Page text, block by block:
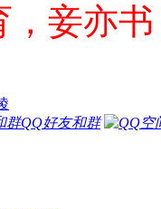
，妾亦
QQ好友和群